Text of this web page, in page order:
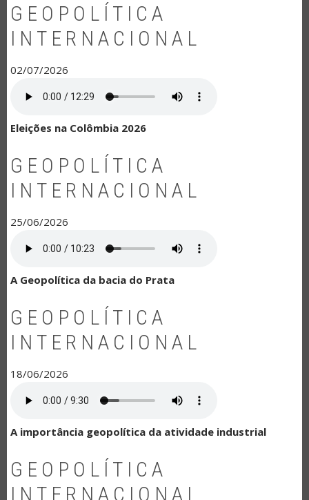
GEOPOLÍTICA
INTERNACIONAL
02/07/2026
Eleições na Colômbia 2026
GEOPOLÍTICA
INTERNACIONAL
25/06/2026
A Geopolítica da bacia do Prata
GEOPOLÍTICA
INTERNACIONAL
18/06/2026
A importância geopolítica da atividade industrial
GEOPOLÍTICA
INTERNACIONAL